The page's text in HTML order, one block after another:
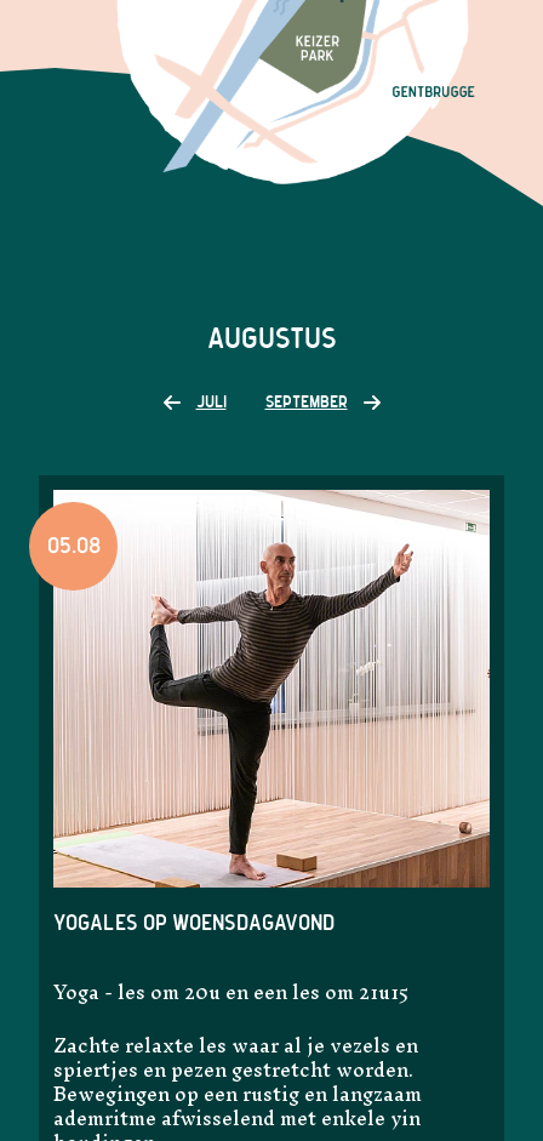
JULI
AUGUSTUS
SEPTEMBER
05.08
Yogales op woensdagavond
Yoga - les om 20u en een les om 21u15
Zachte relaxte les waar al je vezels en
spiertjes en pezen gestretcht worden.
Bewegingen op een rustig en langzaam
ademritme afwisselend met enkele yin